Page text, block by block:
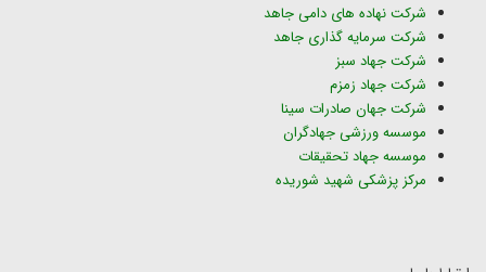
شرکت نهاده های دامی جاهد
شرکت سرمایه گذاری جاهد
شرکت جهاد سبز
شرکت جهاد زمزم
شرکت جهان صادرات سینا
موسسه ورزشی جهادگران
موسسه جهاد تحقیقات
مرکز پزشکی شهید شوریده